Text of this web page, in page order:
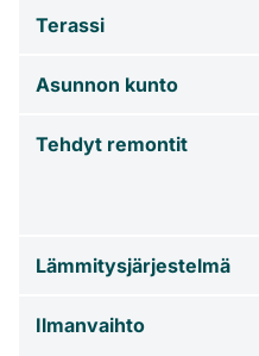
Terassi
Asunnon kunto
Tehdyt remontit
Lämmitysjärjestelmä
Ilmanvaihto